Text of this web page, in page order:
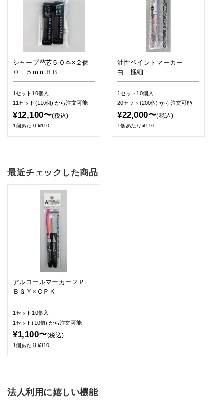
シャープ替芯５０本×２個
０．５ｍｍＨＢ
1セット10個入
11セット(110個)から注文可能
¥12,100〜(税込)
1個あたり¥110
油性ペイントマーカー
白 極細
1セット10個入
20セット(200個)から注文可能
¥22,000〜(税込)
1個あたり¥110
最近チェックした商品
アルコールマーカー２Ｐ
ＢＧＹ×ＣＰＫ
1セット10個入
1セット(10個)から注文可能
¥1,100〜(税込)
1個あたり¥110
法人利用に嬉しい機能